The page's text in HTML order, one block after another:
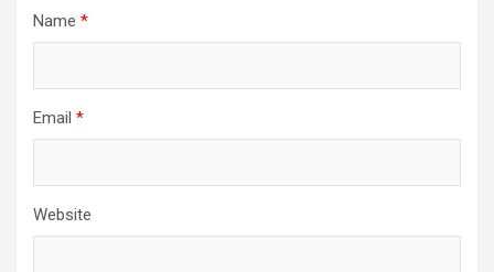
Name *
Email *
Website